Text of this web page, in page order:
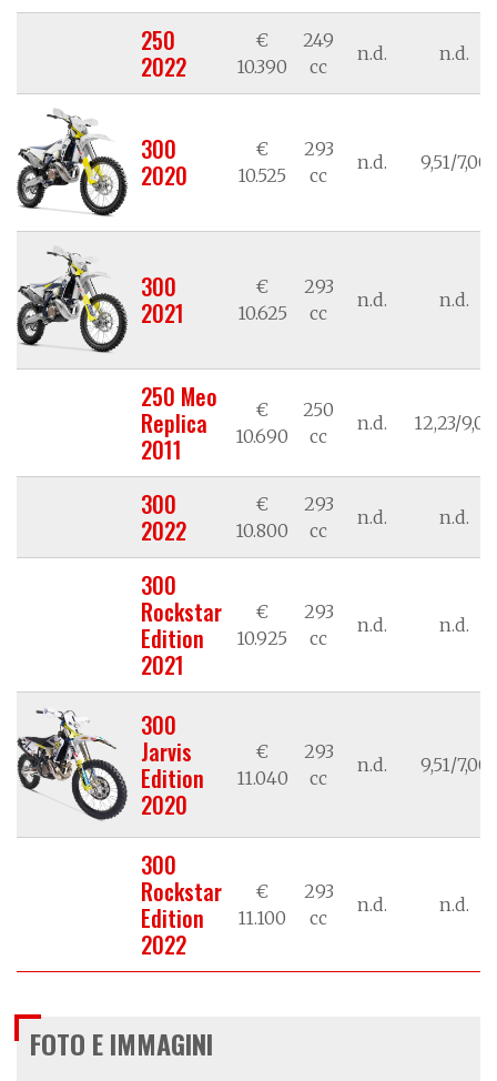
250
2022
€
10.390
249
cc
n.d. n.d.
300
2020
€
10.525
293
cc
n.d. 9,51/7,00
300
2021
€
10.625
293
cc
n.d. n.d.
250 Meo
Replica
2011
€
10.690
250
cc
n.d. 12,23/9,00
300
2022
€
10.800
293
cc
n.d. n.d.
300
Rockstar
Edition
2021
€
10.925
293
cc
n.d. n.d.
300
Jarvis
Edition
2020
€
11.040
293
cc
n.d. 9,51/7,00
300
Rockstar
Edition
2022
€
11.100
293
cc
n.d. n.d.
FOTO E IMMAGINI